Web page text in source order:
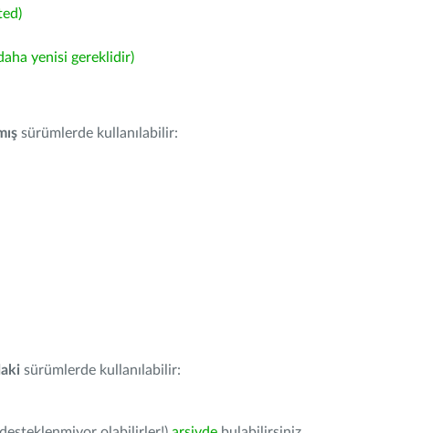
yenisi gereklidir)
sürümlerde kullanılabilir:
sürümlerde kullanılabilir: